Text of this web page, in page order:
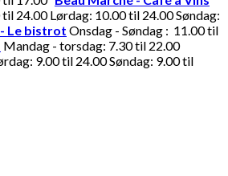
24.00 Lørdag: 10.00 til 24.00 Søndag:
Le bistrot Onsdag - Søndag : 11.00 til
Mandag - torsdag: 7.30 til 22.00
9.00 til 24.00 Søndag: 9.00 til